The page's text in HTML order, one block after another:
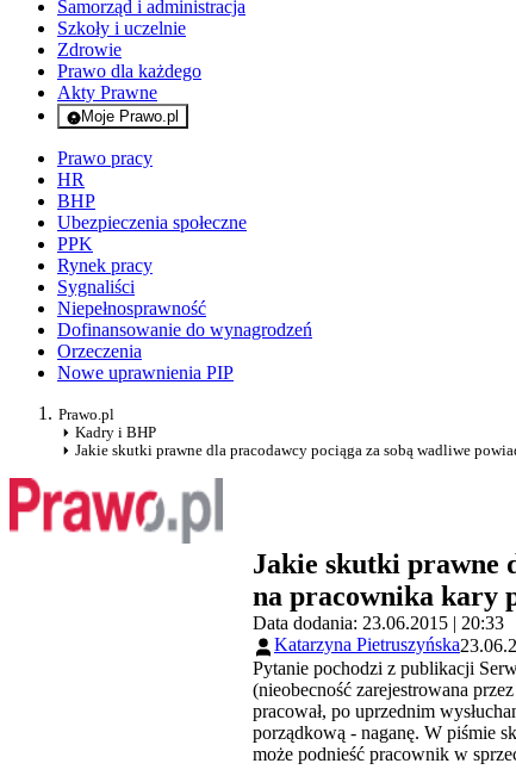
Samorząd i administracja
Szkoły i uczelnie
Zdrowie
Prawo dla każdego
Akty Prawne
Moje Prawo.pl
- rejestracja i logowanie do serwisu
Prawo pracy
HR
BHP
Ubezpieczenia społeczne
PPK
Rynek pracy
Sygnaliści
Niepełnosprawność
Dofinansowanie do wynagrodzeń
Orzeczenia
Nowe uprawnienia PIP
Prawo.pl
Kadry i BHP
Jakie skutki prawne dla pracodawcy pociąga za sobą wadliwe
Jakie skutki prawne
na pracownika kary
Data dodania: 23.06.2015 | 20:33
Katarzyna Pietruszyńska
Pytanie pochodzi z publikacji
(nieobecność zarejestrowana
pracował, po uprzednim
porządkową - naganę. W piśmie
może podnieść pracownik w